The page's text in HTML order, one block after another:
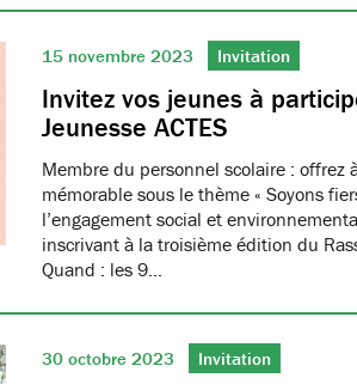
15 novembre 2023 Invitation
Invitez vos jeunes à
Jeunesse ACTES
Membre du personnel scolaire : offrez
mémorable sous le thème « Soyons
l’engagement social et
inscrivant à la troisième édition du
Quand : les 9…
30 octobre 2023 Invitation